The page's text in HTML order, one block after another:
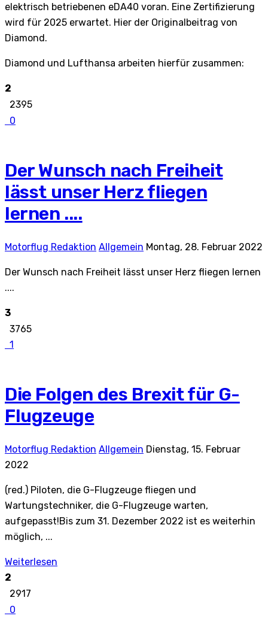
elektrisch betriebenen eDA40 voran. Eine Zertifizierung
wird für 2025 erwartet. Hier der Originalbeitrag von
Diamond.
Diamond und Lufthansa arbeiten hierfür zusammen:
2
2395
0
Der Wunsch nach Freiheit
lässt unser Herz fliegen
lernen ....
Motorflug Redaktion Allgemein Montag, 28. Februar 2022
Der Wunsch nach Freiheit lässt unser Herz fliegen lernen
....
3
3765
1
Die Folgen des Brexit für G-
Flugzeuge
Motorflug Redaktion Allgemein Dienstag, 15. Februar
2022
(red.) Piloten, die G-Flugzeuge fliegen und
Wartungstechniker, die G-Flugzeuge warten,
aufgepasst!Bis zum 31. Dezember 2022 ist es weiterhin
möglich, ...
Weiterlesen
2
2917
0